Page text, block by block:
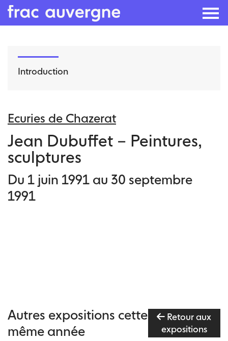
Introduction
Ecuries de Chazerat
Jean Dubuffet – Peintures,
sculptures
Du 1 juin 1991 au 30 septembre
1991
Autres expositions cette
même année
Retour aux
expositions